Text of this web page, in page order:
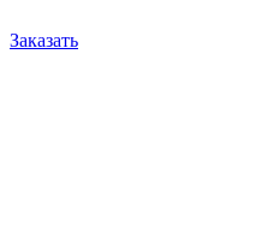
Заказать